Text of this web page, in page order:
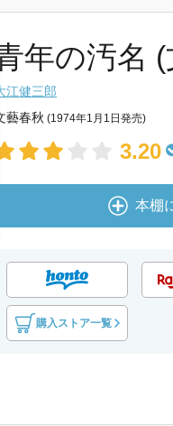
年の汚名
江健三郎
藝春秋 (1974年1月1日発売)
3.20
本棚
購入ストア一覧